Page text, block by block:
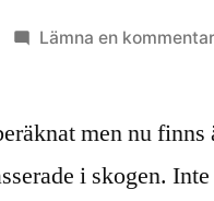
Lämna en kommentar
men nu
i skogen.